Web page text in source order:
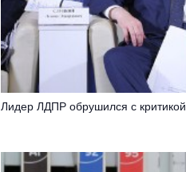
Лидер ЛДПР обрушился с